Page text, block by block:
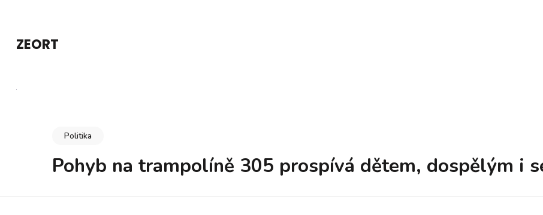
obsahZEORT
Politika
Pohyb na trampolíně 305 prospívá dětem, dospělým i